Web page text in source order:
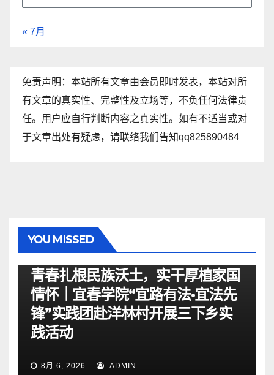
« 7月
免责声明：本站所有文章由会员即时发表，本站对所
有文章的真实性、完整性及立场等，不负任何法律责
任。用户应自行判断内容之真实性。如有不适当或对
于文章出处有疑虑，请联络我们告知qq825890484
YOU MISSED
青春扎根民族沃土，实干厚植家国
情怀｜宜春学院“宜路有法•宜法先
锋”实践团赴洋林村开展三下乡实
践活动
8月 6, 2026 ADMIN